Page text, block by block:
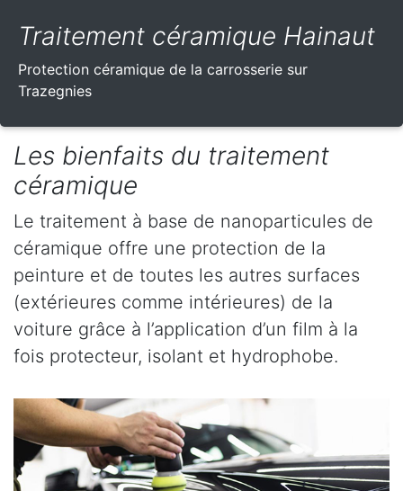
Traitement céramique Hainaut
Protection céramique de la carrosserie sur
Trazegnies
Les bienfaits du traitement
céramique
Le traitement à base de nanoparticules de
céramique offre une protection de la
peinture et de toutes les autres surfaces
(extérieures comme intérieures) de la
voiture grâce à l’application d’un film à la
fois protecteur, isolant et hydrophobe.